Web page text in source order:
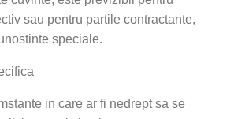
sau pentru partile contractante,
speciale.
in care ar fi nedrept sa se